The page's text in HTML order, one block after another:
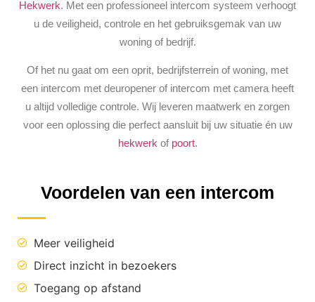
Hekwerk. Met een professioneel intercom systeem verhoogt
u de veiligheid, controle en het gebruiksgemak van uw
woning of bedrijf.
Of het nu gaat om een oprit, bedrijfsterrein of woning, met
een intercom met deuropener of intercom met camera heeft
u altijd volledige controle. Wij leveren maatwerk en zorgen
voor een oplossing die perfect aansluit bij uw situatie én uw
hekwerk of poort.
Voordelen van een intercom
Meer veiligheid
Direct inzicht in bezoekers
Toegang op afstand